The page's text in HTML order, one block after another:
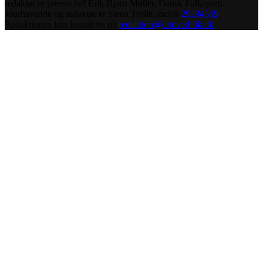
29294559
redaktion@ditoverblik.dk